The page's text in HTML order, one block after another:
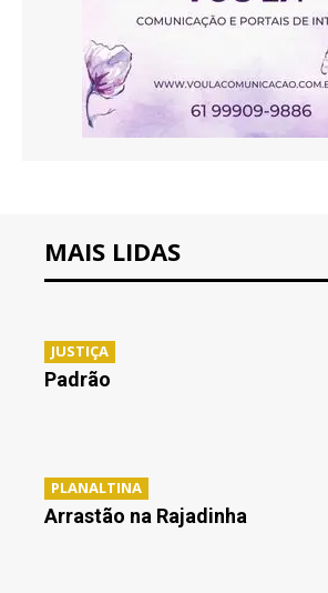
MAIS LIDAS
JUSTIÇA
Padrão
PLANALTINA
Arrastão na Rajadinha